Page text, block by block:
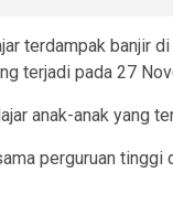
terdampak banjir di
terjadi pada 27
anak-anak yang
perguruan tinggi